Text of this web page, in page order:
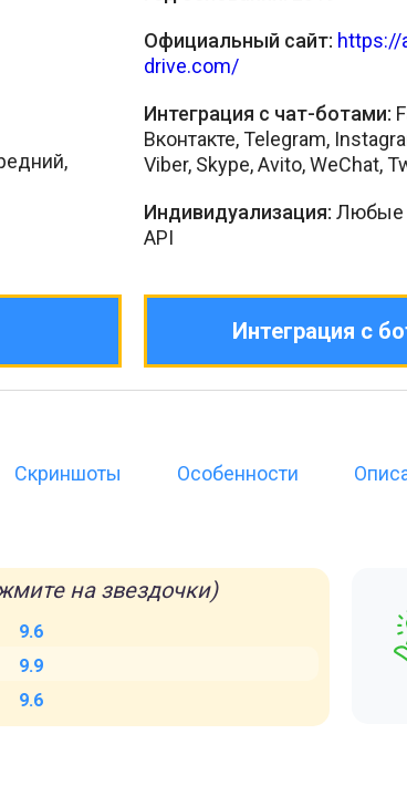
Официальный сайт: https://
drive.com/
Интеграция с чат-ботами:
Вконтакте, Telegram,
Viber, Skype, Avito, WeChat,
Индивидуализация: Любые
API
Интеграция с
Скриншоты Особенности
на звездочки)
9.6
9.9
9.6